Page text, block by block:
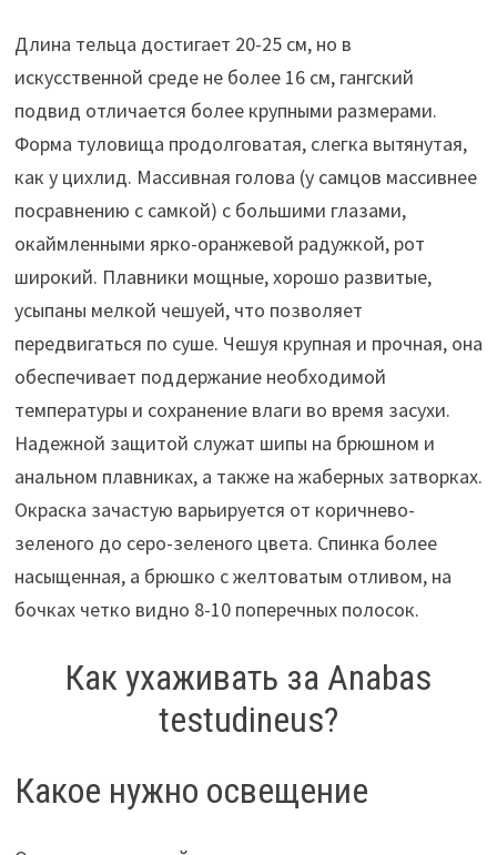
Длина тельца достигает 20-25 см, но в
искусственной среде не более 16 см, гангский
подвид отличается более крупными размерами.
Форма туловища продолговатая, слегка вытянутая,
как у цихлид. Массивная голова (у самцов массивнее
посравнению с самкой) с большими глазами,
окаймленными ярко-оранжевой радужкой, рот
широкий. Плавники мощные, хорошо развитые,
усыпаны мелкой чешуей, что позволяет
передвигаться по суше. Чешуя крупная и прочная, она
обеспечивает поддержание необходимой
температуры и сохранение влаги во время засухи.
Надежной защитой служат шипы на брюшном и
анальном плавниках, а также на жаберных затворках.
Окраска зачастую варьируется от коричнево-
зеленого до серо-зеленого цвета. Спинка более
насыщенная, а брюшко с желтоватым отливом, на
бочках четко видно 8-10 поперечных полосок.
Как ухаживать за Anabas
testudineus?
Какое нужно освещение